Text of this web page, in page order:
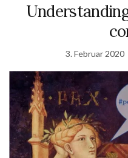
3. Februar 2020